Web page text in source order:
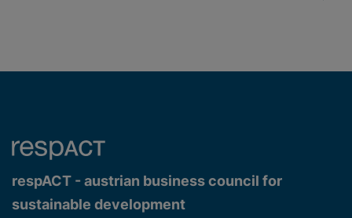
respACT - austrian business council for
sustainable development